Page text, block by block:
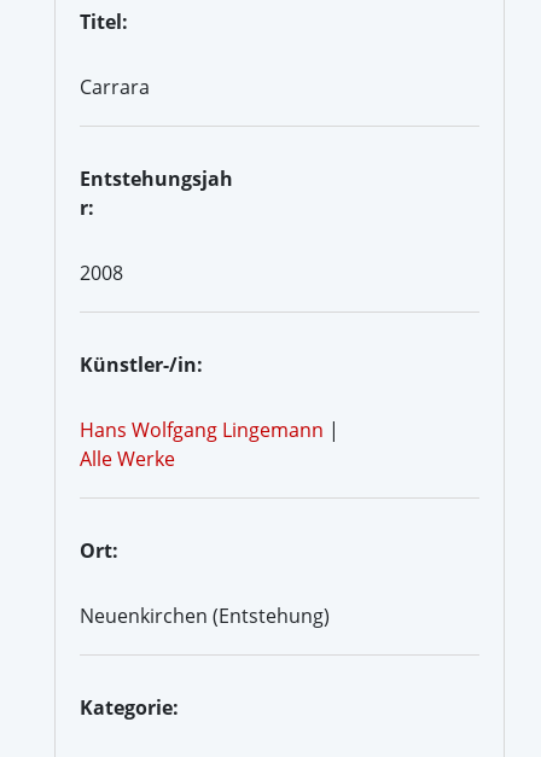
Titel:
Carrara
Entstehungsjah
r:
2008
Künstler-/in:
Hans Wolfgang Lingemann |
Alle Werke
Ort:
Neuenkirchen (Entstehung)
Kategorie: